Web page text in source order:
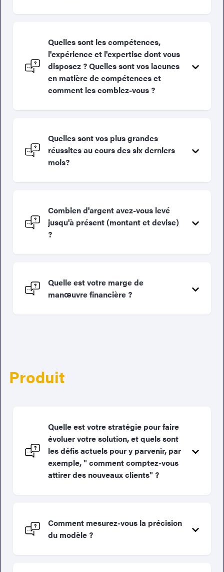
Quelles sont les compétences,
l'expérience et l'expertise dont vous
disposez ? Quelles sont vos lacunes
en matière de compétences et
comment les comblez-vous ?
Quelles sont vos plus grandes
réussites au cours des six derniers
mois?
Combien d'argent avez-vous levé
jusqu'à présent (montant et devise)
?
Quelle est votre marge de
manœuvre financière ?
Produit
Quelle est votre stratégie pour faire
évoluer votre solution, et quels sont
les défis actuels pour y parvenir, par
exemple, " comment comptez-vous
attirer des nouveaux clients" ?
Comment mesurez-vous la précision
du modèle ?